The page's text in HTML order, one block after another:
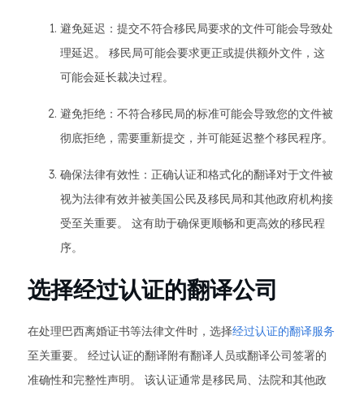
避免延迟：提交不符合移民局要求的文件可能会导致处
理延迟。 移民局可能会要求更正或提供额外文件，这
可能会延长裁决过程。
避免拒绝：不符合移民局的标准可能会导致您的文件被
彻底拒绝，需要重新提交，并可能延迟整个移民程序。
确保法律有效性：正确认证和格式化的翻译对于文件被
视为法律有效并被美国公民及移民局和其他政府机构接
受至关重要。 这有助于确保更顺畅和更高效的移民程
序。
选择经过认证的翻译公司
在处理巴西离婚证书等法律文件时，选择经过认证的翻译服务
至关重要。 经过认证的翻译附有翻译人员或翻译公司签署的
准确性和完整性声明。 该认证通常是移民局、法院和其他政